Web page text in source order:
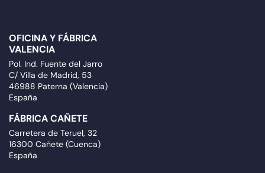
OFICINA Y FÁBRICA
VALENCIA
Pol. Ind. Fuente del Jarro
C/ Villa de Madrid, 53
46988 Paterna (Valencia)
España
FÁBRICA CAÑETE
Carretera de Teruel, 32
16300 Cañete (Cuenca)
España